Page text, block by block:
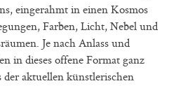
eingerahmt in einen Kosmos
Farben, Licht, Nebel und
Je nach Anlass und
in dieses offene Format ganz
der aktuellen künstlerischen